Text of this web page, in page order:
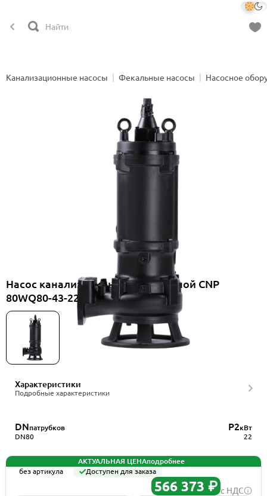
Канализационные насосы Фекальные насосы Насосное
Насос канализационный погружной CNP
80WQ80-43-22HAC(I)
Характеристики
Подробные характеристики
DNпатрубков
DN80
P2кВт
22
АКТУАЛЬНАЯ ЦЕНАподробнее
без артикула
Доступен для заказа
566 373 ₽ с НДС